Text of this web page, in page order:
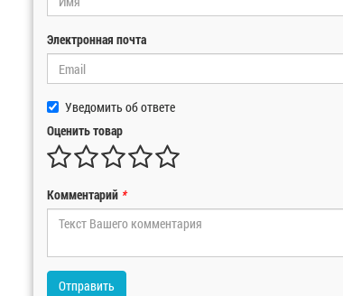
Электронная почта
Уведомить об ответе
Оценить товар
Комментарий *
Отправить